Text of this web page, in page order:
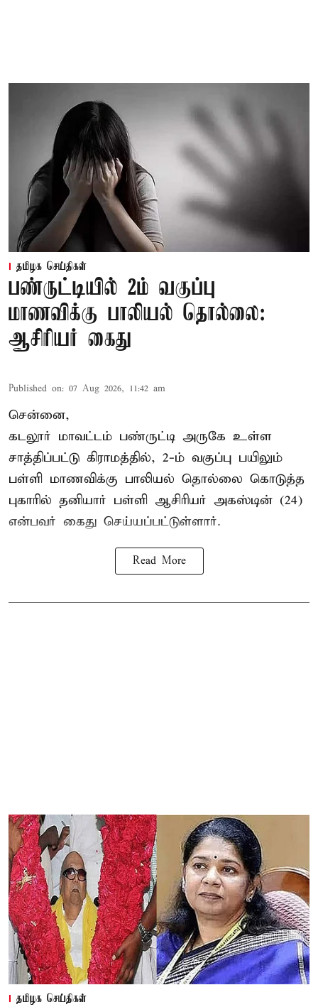
தமிழக செய்திகள்
பண்ருட்டியில் 2ம் வகுப்பு
மாணவிக்கு பாலியல் தொல்லை:
ஆசிரியர் கைது
Published on: 07 Aug 2026, 11:42 am
சென்னை,
கடலூர் மாவட்டம் பண்ருட்டி அருகே உள்ள
சாத்திப்பட்டு கிராமத்தில், 2-ம் வகுப்பு பயிலும்
பள்ளி மாணவிக்கு பாலியல் தொல்லை கொடுத்த
புகாரில் தனியார் பள்ளி ஆசிரியர் அகஸ்டின் (24)
என்பவர் கைது செய்யப்பட்டுள்ளார்.
Read More
தமிழக செய்திகள்